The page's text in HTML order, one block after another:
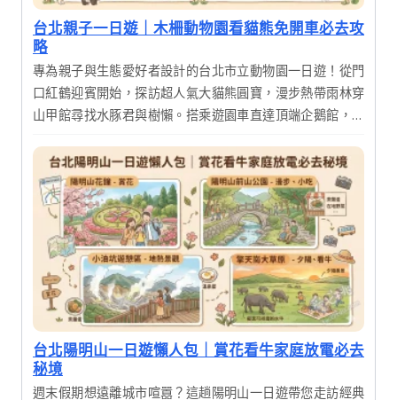
台北親子一日遊｜木柵動物園看貓熊免開車必去攻
略
專為親子與生態愛好者設計的台北市立動物園一日遊！從門
口紅鶴迎賓開始，探訪超人氣大貓熊圓寶，漫步熱帶雨林穿
山甲館尋找水豚君與樹懶。搭乘遊園車直達頂端企鵝館，感
遊亞洲最大的動物園，寓教於樂的最佳選擇。
台北陽明山一日遊懶人包｜賞花看牛家庭放電必去
秘境
週末假期想遠離城市喧囂？這趟陽明山一日遊帶您走訪經典